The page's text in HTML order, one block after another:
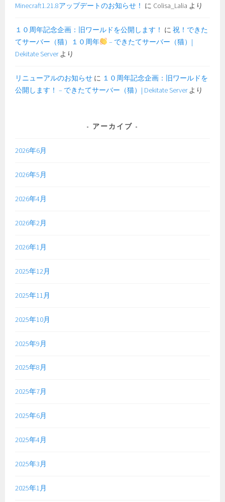
Minecraft1.21.8アップデートのお知らせ！ に Colisa_Lalia より
１０周年記念企画：旧ワールドを公開します！ に祝！できた
てサーバー（猫）１０周年
– できたてサーバー（猫）|
Dekitate Serverより
リニューアルのお知らせ に １０周年記念企画：旧ワールドを
公開します！ – できたてサーバー（猫）| Dekitate Serverより
アーカイブ
2026年6月
2026年5月
2026年4月
2026年2月
2026年1月
2025年12月
2025年11月
2025年10月
2025年9月
2025年8月
2025年7月
2025年6月
2025年4月
2025年3月
2025年1月